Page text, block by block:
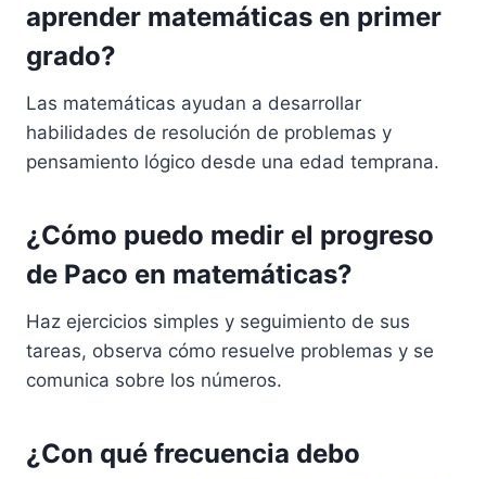
aprender matemáticas en primer
grado?
Las matemáticas ayudan a desarrollar
habilidades de resolución de problemas y
pensamiento lógico desde una edad temprana.
¿Cómo puedo medir el progreso
de Paco en matemáticas?
Haz ejercicios simples y seguimiento de sus
tareas, observa cómo resuelve problemas y se
comunica sobre los números.
¿Con qué frecuencia debo